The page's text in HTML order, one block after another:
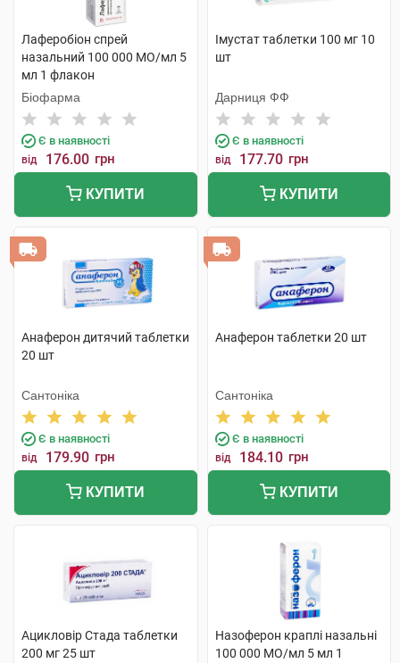
Лаферобіон спрей
назальний 100 000 МО/мл 5
мл 1 флакон
Біофарма
Є в наявності
від 176.00 грн
КУПИТИ
Імустат таблетки 100 мг 10
шт
Дарниця ФФ
Є в наявності
від 177.70 грн
КУПИТИ
Анаферон дитячий таблетки
20 шт
Сантоніка
Є в наявності
від 179.90 грн
КУПИТИ
Анаферон таблетки 20 шт
Сантоніка
Є в наявності
від 184.10 грн
КУПИТИ
Ацикловір Стада таблетки
200 мг 25 шт
Назоферон краплі назальні
100 000 МО/мл 5 мл 1